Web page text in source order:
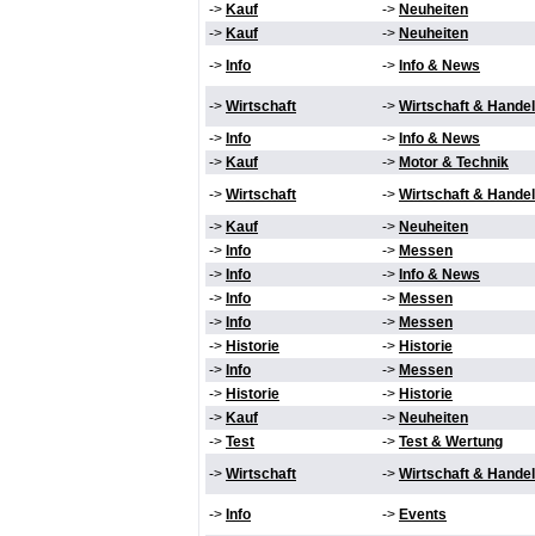
-> Kauf -> Neuheiten
-> Kauf -> Neuheiten
-> Info -> Info & News
-> Wirtschaft -> Wirtschaft & Handel
-> Info -> Info & News
-> Kauf -> Motor & Technik
-> Wirtschaft -> Wirtschaft & Handel
-> Kauf -> Neuheiten
-> Info -> Messen
-> Info -> Info & News
-> Info -> Messen
-> Info -> Messen
-> Historie -> Historie
-> Info -> Messen
-> Historie -> Historie
-> Kauf -> Neuheiten
-> Test -> Test & Wertung
-> Wirtschaft -> Wirtschaft & Handel
-> Info -> Events